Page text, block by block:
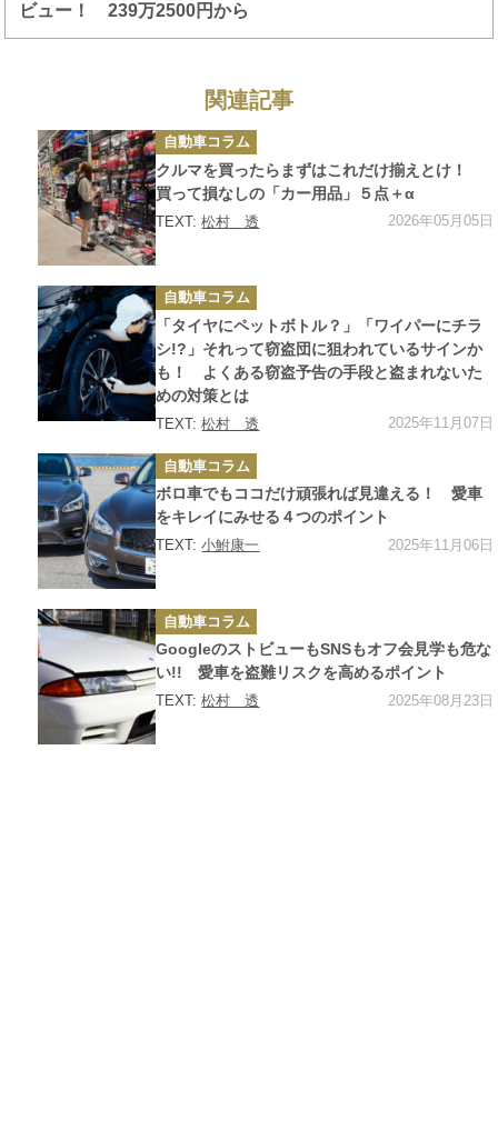
ビュー！ 239万2500円から
関連記事
カ
テ
ゴ
リ
ー
自動車コラム
クルマを買ったらまずはこれだけ揃えとけ！
買って損なしの「カー用品」５点＋α
TEXT:松村 透 2026年05月05日
カ
テ
ゴ
リ
ー
自動車コラム
「タイヤにペットボトル？」「ワイパーにチラ
シ!?」それって窃盗団に狙われているサインか
も！ よくある窃盗予告の手段と盗まれないた
めの対策とは
TEXT:松村 透 2025年11月07日
カ
テ
ゴ
リ
ー
自動車コラム
ボロ車でもココだけ頑張れば見違える！ 愛車
をキレイにみせる４つのポイント
TEXT:小鮒康一 2025年11月06日
カ
テ
ゴ
リ
ー
自動車コラム
GoogleのストビューもSNSもオフ会見学も危な
い!! 愛車を盗難リスクを高めるポイント
TEXT:松村 透 2025年08月23日